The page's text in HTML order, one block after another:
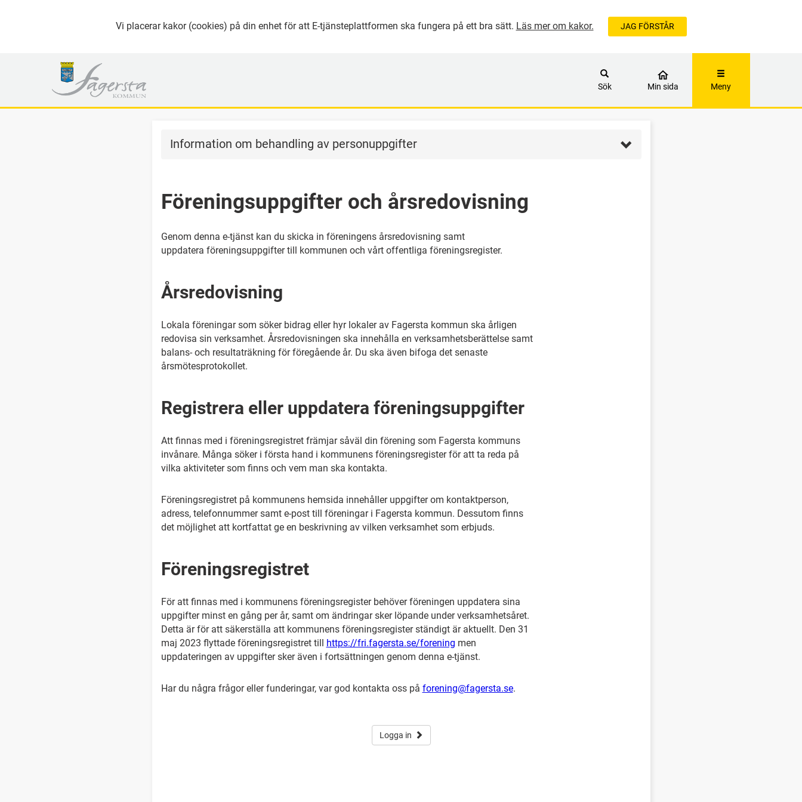
Vi placerar kakor (cookies) på din enhet för att E-tjänsteplattformen ska fungera på ett bra sätt. Läs mer om kakor. JAG FÖRSTÅR
Sök Min sida Meny
Information om behandling av personuppgifter
Föreningsuppgifter och årsredovisning
Genom denna e-tjänst kan du skicka in föreningens årsredovisning samt
uppdatera föreningsuppgifter till kommunen och vårt offentliga föreningsregister.
Årsredovisning
Lokala föreningar som söker bidrag eller hyr lokaler av Fagersta kommun ska årligen
redovisa sin verksamhet. Årsredovisningen ska innehålla en verksamhetsberättelse samt
balans- och resultaträkning för föregående år. Du ska även bifoga det senaste
årsmötesprotokollet.
Registrera eller uppdatera föreningsuppgifter
Att finnas med i föreningsregistret främjar såväl din förening som Fagersta kommuns
invånare. Många söker i första hand i kommunens föreningsregister för att ta reda på
vilka aktiviteter som finns och vem man ska kontakta.
Föreningsregistret på kommunens hemsida innehåller uppgifter om kontaktperson,
adress, telefonnummer samt e-post till föreningar i Fagersta kommun. Dessutom finns
det möjlighet att kortfattat ge en beskrivning av vilken verksamhet som erbjuds.
Föreningsregistret
För att finnas med i kommunens föreningsregister behöver föreningen uppdatera sina
uppgifter minst en gång per år, samt om ändringar sker löpande under verksamhetsåret.
Detta är för att säkerställa att kommunens föreningsregister ständigt är aktuellt. Den 31
maj 2023 flyttade föreningsregistret till https://fri.fagersta.se/forening men
uppdateringen av uppgifter sker även i fortsättningen genom denna e-tjänst.
Har du några frågor eller funderingar, var god kontakta oss på forening@fagersta.se.
Logga in